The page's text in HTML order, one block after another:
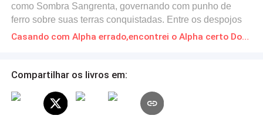
como Sombra Sangrenta, governando com punho de
ferro sobre suas terras conquistadas. Entre os despojos
de guerra, Ethan seleciona Ava Parker, uma luna humilde
transforma em um pesadelo de abusos e humilhações
Blackwood, o irmão gêmeo do alpha, cuja bondade e
determinação em proteger os fracos o coloca em conflito
Casando com Alpha errado,encontrei o Alpha certo Download gratuito de Novelas Online em PDF
Compartilhar os livros em: